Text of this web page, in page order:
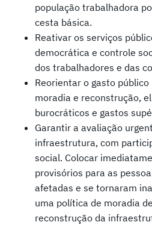
população trabalhadora
cesta básica.
Reativar os serviços
democrática e controle
dos trabalhadores e das
Reorientar o gasto
moradia e reconstrução,
burocráticos e gastos
Garantir a avaliação
infraestrutura, com
social. Colocar
provisórios para as
afetadas e se tornaram
uma política de moradia
reconstrução da